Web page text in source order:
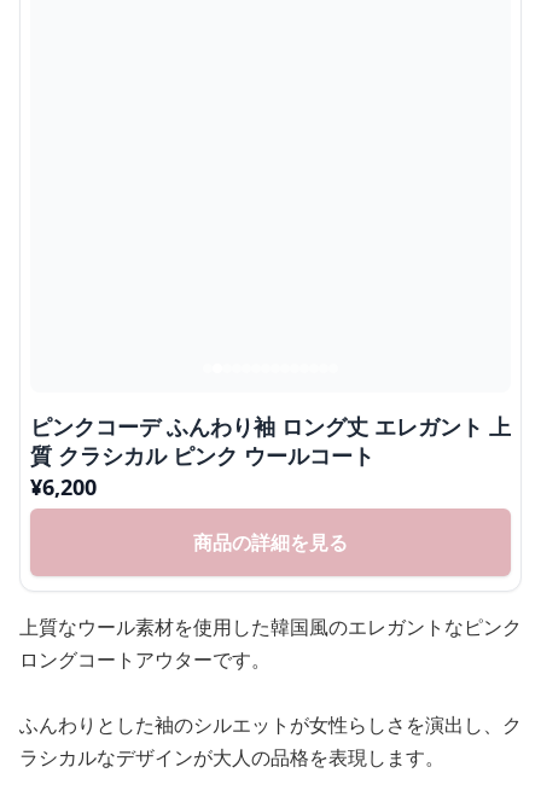
ピンクコーデ ふんわり袖 ロング丈 エレガント 上
質 クラシカル ピンク ウールコート
¥6,200
商品の詳細を見る
上質なウール素材を使用した韓国風のエレガントなピンク
ロングコートアウターです。
ふんわりとした袖のシルエットが女性らしさを演出し、ク
ラシカルなデザインが大人の品格を表現します。